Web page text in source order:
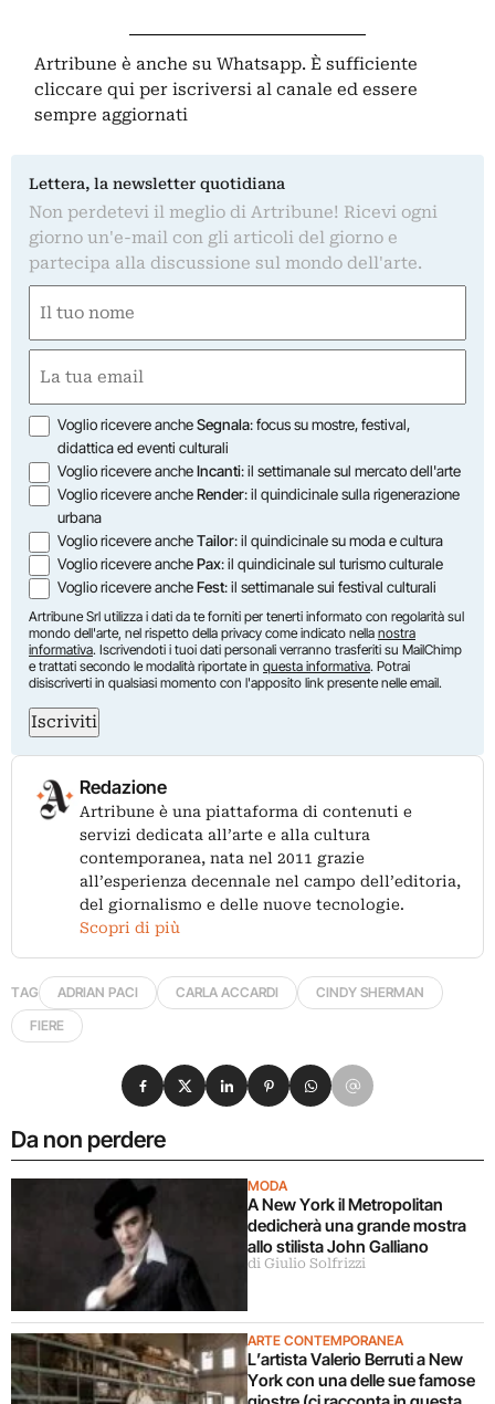
Artribune è anche su Whatsapp. È sufficiente
cliccare qui per iscriversi al canale ed essere
sempre aggiornati
Lettera, la newsletter quotidiana
Non perdetevi il meglio di Artribune! Ricevi ogni
giorno un'e-mail con gli articoli del giorno e
partecipa alla discussione sul mondo dell'arte.
(Obbligatorio)
Nome
(Obbligatorio)
Opzioni
Voglio ricevere ancheSegnala: focus su mostre, festival,
didattica ed eventi culturali
Voglio ricevere ancheIncanti: il settimanale sul mercato dell'arte
Voglio ricevere ancheRender: il quindicinale sulla rigenerazione
urbana
Voglio ricevere ancheTailor: il quindicinale su moda e cultura
Voglio ricevere anchePax: il quindicinale sul turismo culturale
Voglio ricevere ancheFest: il settimanale sui festival culturali
Artribune Srl utilizza i dati da te forniti per tenerti informato con regolarità sul
mondo dell'arte, nel rispetto della privacy come indicato nella nostra
informativa. Iscrivendoti i tuoi dati personali verranno trasferiti su MailChimp
e trattati secondo le modalità riportate in questa informativa. Potrai
disiscriverti in qualsiasi momento con l'apposito link presente nelle email.
Iscriviti
Redazione
Artribune è una piattaforma di contenuti e
servizi dedicata all’arte e alla cultura
contemporanea, nata nel 2011 grazie
all’esperienza decennale nel campo dell’editoria,
del giornalismo e delle nuove tecnologie.
Scopri di più
TAG ADRIAN PACI CARLA ACCARDI
CINDY SHERMAN
FIERE
Da non perdere
MODA
A New York il Metropolitan
dedicherà una grande mostra
allo stilista John Galliano
di Giulio Solfrizzi
ARTE CONTEMPORANEA
L’artista Valerio Berruti a New
York con una delle sue famose
Condividi su Facebook
Condividi su X
Condividi su LinkedIn
Condividi su Pinterest
Condividi su WhatsApp
Condividi su Email